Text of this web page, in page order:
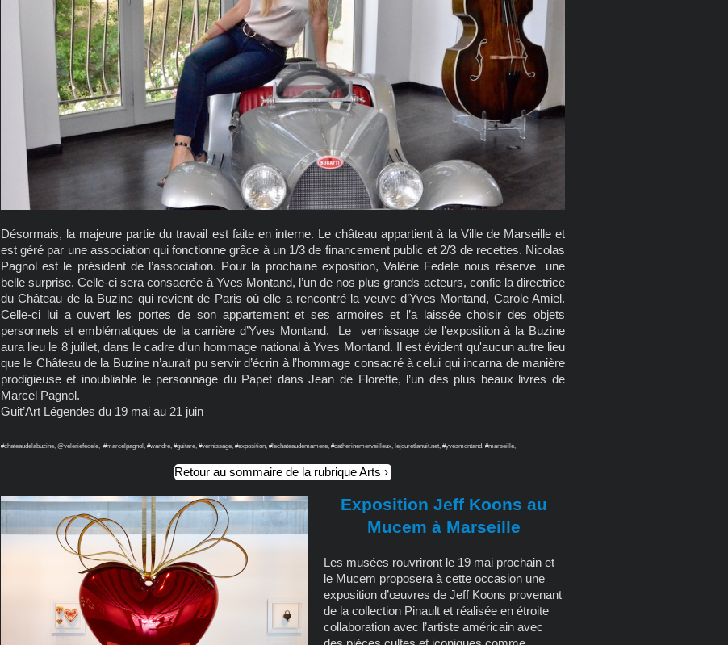
Désormais, la majeure partie du travail est faite en interne. Le château appartient à la Ville de Marseille et
est géré par une association qui fonctionne grâce à un 1/3 de financement public et 2/3 de recettes. Nicolas
Pagnol est le président de l’association. Pour la prochaine exposition, Valérie Fedele nous réserve une
belle surprise. Celle-ci sera consacrée à Yves Montand, l’un de nos plus grands acteurs, confie la directrice
du Château de la Buzine qui revient de Paris où elle a rencontré la veuve d’Yves Montand, Carole Amiel.
Celle-ci lui a ouvert les portes de son appartement et ses armoires et l’a laissée choisir des objets
personnels et emblématiques de la carrière d’Yves Montand. Le vernissage de l’exposition à la Buzine
aura lieu le 8 juillet, dans le cadre d’un hommage national à Yves Montand. Il est évident qu'aucun autre lieu
que le Château de la Buzine n’aurait pu servir d’écrin à l’hommage consacré à celui qui incarna de manière
prodigieuse et inoubliable le personnage du Papet dans Jean de Florette, l’un des plus beaux livres de
Marcel Pagnol.
Guit’Art Légendes du 19 mai au 21 juin
#chateaudelabuzine, @veleriefedele, #marcelpagnol, #wandre, #guitare, #vernissage, #exposition, #lechateaudemamere, #catherinemerveilleux, lejouretlanuit.net, #yvesmontand, #marseille,
Retour au sommaire de la rubrique Arts
Exposition Jeff Koons au
Mucem à Marseille
Les musées rouvriront le 19 mai prochain et
le Mucem proposera à cette occasion une
exposition d’œuvres de Jeff Koons provenant
de la collection Pinault et réalisée en étroite
collaboration avec l’artiste américain avec